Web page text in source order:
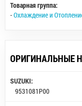
Товарная группа:
-Охлаждение и
ОРИГИНАЛЬНЫЕ
SUZUKI:
9531081P00